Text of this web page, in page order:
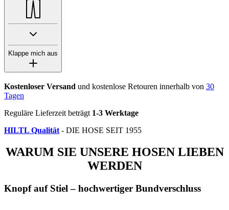
Klappe mich aus
Kostenloser Versand und kostenlose Retouren innerhalb von 30
Tagen
Reguläre Lieferzeit beträgt 1-3 Werktage
HILTL Qualität - DIE HOSE SEIT 1955
WARUM SIE UNSERE HOSEN LIEBEN
WERDEN
Knopf auf Stiel – hochwertiger Bundverschluss